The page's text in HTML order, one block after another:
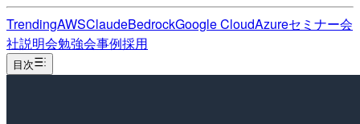
TrendingAWSClaudeBedrockGoogle CloudAzureセミナー会
社説明会勉強会事例採用
目次